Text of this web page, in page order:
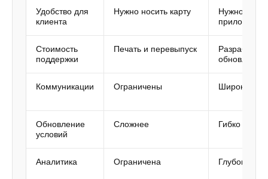
Удобство для
клиента
Нужно носить карту
Нужно
приложение
Стоимость
поддержки
Печать и перевыпуск
Разработка
обновления
Коммуникации Ограничены Широкие
Обновление
условий
Сложнее Гибко
Аналитика Ограничена Глубокая